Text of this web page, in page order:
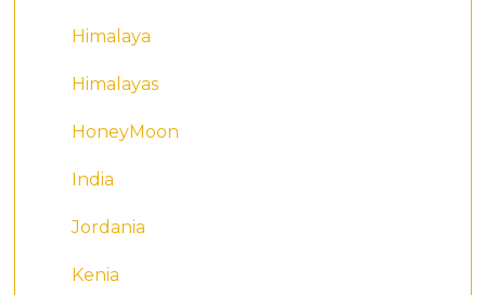
Himalaya
Himalayas
HoneyMoon
India
Jordania
Kenia